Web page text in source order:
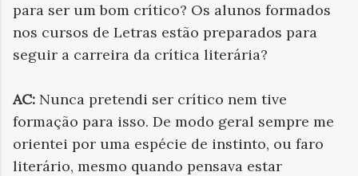
para ser um bom crítico? Os alunos formados
nos cursos de Letras estão preparados para
seguir a carreira da crítica literária?
AC: Nunca pretendi ser crítico nem tive
formação para isso. De modo geral sempre me
orientei por uma espécie de instinto, ou faro
literário, mesmo quando pensava estar